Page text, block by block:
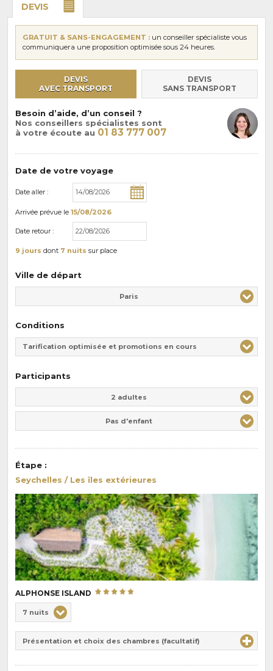
DEVIS
GRATUIT & SANS-ENGAGEMENT : un conseiller spécialiste vous
communiquera une proposition optimisée sous 24 heures.
DEVIS
AVEC TRANSPORT
DEVIS
SANS TRANSPORT
Besoin d’aide, d’un conseil ?
Nos conseillers spécialistes sont
à votre écoute au 01 83 777 007
Date de votre voyage
Date aller :
Arrivée prévue le 15/08/2026
Date retour :
9 jours dont 7 nuits sur place
Ville de départ
Paris
Conditions
Tarification optimisée et promotions en cours
Participants
2 adultes
Pas d'enfant
Étape :
Seychelles / Les îles extérieures
ALPHONSE ISLAND
de
pension
:
Durée
7 nuits
Présentation et choix des chambres (facultatif)